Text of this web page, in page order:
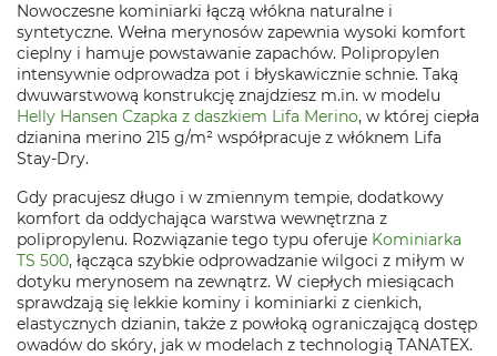
Nowoczesne kominiarki łączą włókna naturalne i
syntetyczne. Wełna merynosów zapewnia wysoki komfort
cieplny i hamuje powstawanie zapachów. Polipropylen
intensywnie odprowadza pot i błyskawicznie schnie. Taką
dwuwarstwową konstrukcję znajdziesz m.in. w modelu
Helly Hansen Czapka z daszkiem Lifa Merino, w której ciepła
dzianina merino 215 g/m² współpracuje z włóknem Lifa
Stay-Dry.
Gdy pracujesz długo i w zmiennym tempie, dodatkowy
komfort da oddychająca warstwa wewnętrzna z
polipropylenu. Rozwiązanie tego typu oferuje Kominiarka
TS 500, łącząca szybkie odprowadzanie wilgoci z miłym w
dotyku merynosem na zewnątrz. W ciepłych miesiącach
sprawdzają się lekkie kominy i kominiarki z cienkich,
elastycznych dzianin, także z powłoką ograniczającą dostęp
owadów do skóry, jak w modelach z technologią TANATEX.